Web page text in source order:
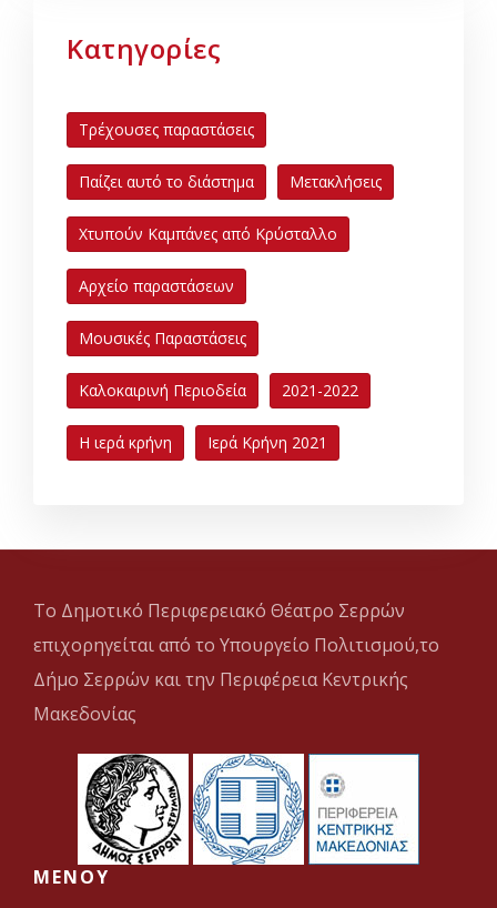
Κατηγορίες
Τρέχουσες παραστάσεις
Παίζει αυτό το διάστημα Μετακλήσεις
Χτυπούν Καμπάνες από Κρύσταλλο
Αρχείο παραστάσεων
Μουσικές Παραστάσεις
Καλοκαιρινή Περιοδεία 2021-2022
Η ιερά κρήνη Ιερά Κρήνη 2021
Το Δημοτικό Περιφερειακό Θέατρο Σερρών
επιχορηγείται από το Υπουργείο Πολιτισμού,το
Δήμο Σερρών και την Περιφέρεια Κεντρικής
Μακεδονίας
MENOY